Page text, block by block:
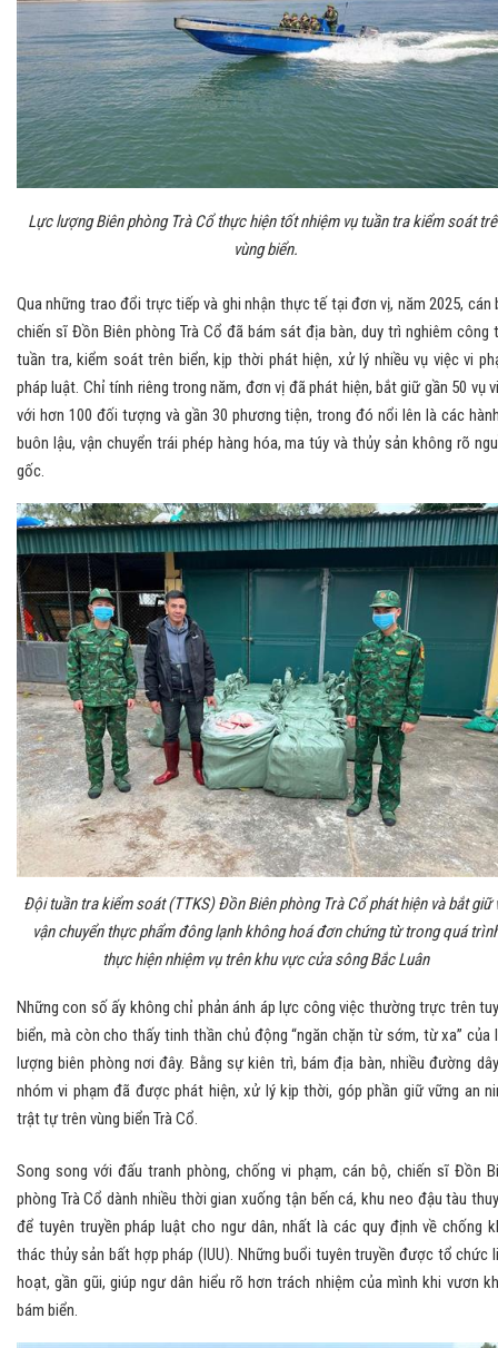
Lực lượng Biên phòng Trà Cổ thực hiện tốt nhiệm vụ tuần tra kiểm soát
vùng biển.
Qua những trao đổi trực tiếp và ghi nhận thực tế tại đơn vị, năm 2025, cán
chiến sĩ Đồn Biên phòng Trà Cổ đã bám sát địa bàn, duy trì nghiêm công
tuần tra, kiểm soát trên biển, kịp thời phát hiện, xử lý nhiều vụ việc vi
pháp luật. Chỉ tính riêng trong năm, đơn vị đã phát hiện, bắt giữ gần 50 vụ
với hơn 100 đối tượng và gần 30 phương tiện, trong đó nổi lên là các
buôn lậu, vận chuyển trái phép hàng hóa, ma túy và thủy sản không rõ
gốc.
Đội tuần tra kiểm soát (TTKS) Đồn Biên phòng Trà Cổ phát hiện và bắt giữ
vận chuyển thực phẩm đông lạnh không hoá đơn chứng từ trong quá
thực hiện nhiệm vụ trên khu vực cửa sông Bắc Luân
Những con số ấy không chỉ phản ánh áp lực công việc thường trực trên
biển, mà còn cho thấy tinh thần chủ động “ngăn chặn từ sớm, từ xa” của
lượng biên phòng nơi đây. Bằng sự kiên trì, bám địa bàn, nhiều đường
nhóm vi phạm đã được phát hiện, xử lý kịp thời, góp phần giữ vững an
trật tự trên vùng biển Trà Cổ.
Song song với đấu tranh phòng, chống vi phạm, cán bộ, chiến sĩ Đồn
phòng Trà Cổ dành nhiều thời gian xuống tận bến cá, khu neo đậu tàu
để tuyên truyền pháp luật cho ngư dân, nhất là các quy định về chống
thác thủy sản bất hợp pháp (IUU). Những buổi tuyên truyền được tổ chức
hoạt, gần gũi, giúp ngư dân hiểu rõ hơn trách nhiệm của mình khi vươn
bám biển.